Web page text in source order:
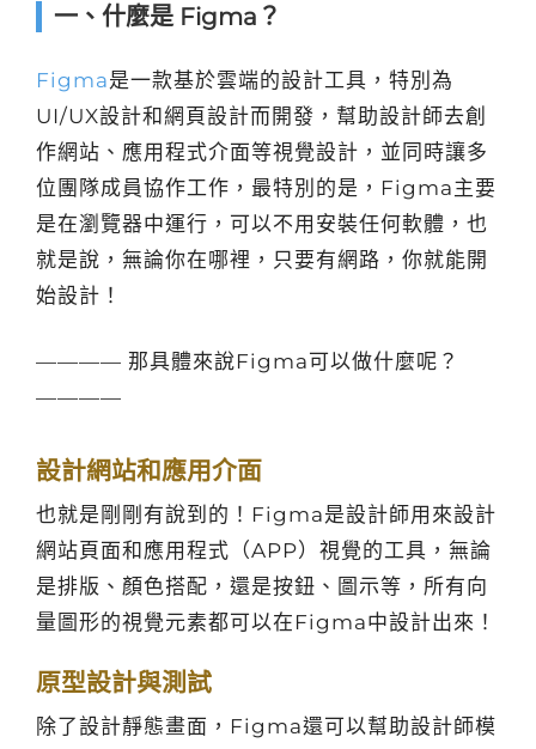
一、什麼是 Figma？
Figma是一款基於雲端的設計工具，特別為
UI/UX設計和網頁設計而開發，幫助設計師去創
作網站、應用程式介面等視覺設計，並同時讓多
位團隊成員協作工作，最特別的是，Figma主要
是在瀏覽器中運行，可以不用安裝任何軟體，也
就是說，無論你在哪裡，只要有網路，你就能開
始設計！
———— 那具體來說Figma可以做什麼呢？
————
設計網站和應用介面
也就是剛剛有說到的！Figma是設計師用來設計
網站頁面和應用程式（APP）視覺的工具，無論
是排版、顏色搭配，還是按鈕、圖示等，所有向
量圖形的視覺元素都可以在Figma中設計出來！
原型設計與測試
除了設計靜態畫面，Figma還可以幫助設計師模